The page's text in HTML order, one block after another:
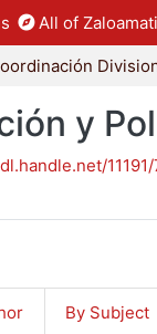
All of Zaloamati
y
By Subject